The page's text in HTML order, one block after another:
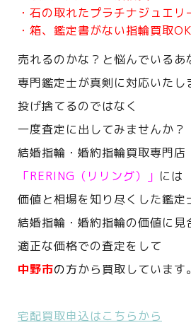
・石の取れたプラチナジュエリ
・箱、鑑定書がない指輪買
売れるのかな？と悩んでいるあ
専門鑑定士が真剣に対応いたし
投げ捨てるのではなく
一度査定に出してみませんか？
結婚指輪・婚約指輪買取専門店
「RERING（リリング）」 には
価値と相場を知り尽くした鑑定
結婚指輪・婚約指輪の価値に見
適正な価格での査定をして
中野市の方から買取しています。
宅配買取申込はこちらから